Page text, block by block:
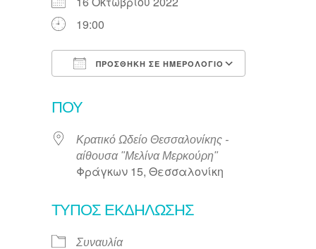
19:00
ΠΡΟΣΘΉΚΗ ΣΕ ΗΜΕΡΟΛΌΓΙΟ
ΠΟΎ
Κρατικό Ωδείο Θεσσαλονίκης -
αίθουσα "Μελίνα Μερκούρη"
Φράγκων 15, Θεσσαλονίκη
ΤΎΠΟΣ ΕΚΔΉΛΩΣΗΣ
Συναυλία